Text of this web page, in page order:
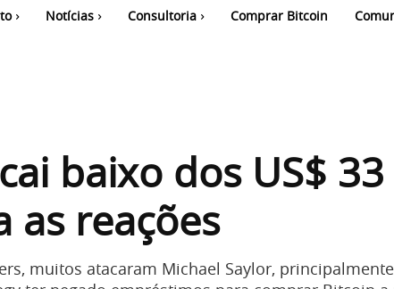
Notícias Consultoria Comprar Bitcoin
baixo dos US$ 33
as reações
muitos atacaram Michael Saylor,